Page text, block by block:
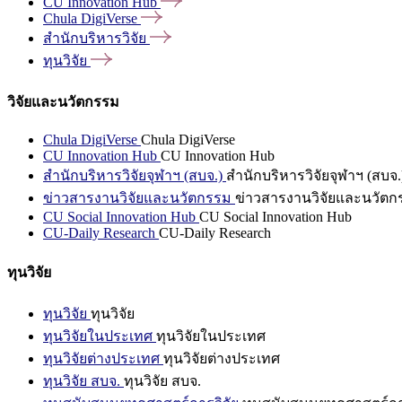
Chula DigiVerse
สำนักบริหารวิจัย
ทุนวิจัย
วิจัยและนวัตกรรม
Chula DigiVerse Chula DigiVerse
CU Innovation Hub CU Innovation Hub
สำนักบริหารวิจัยจุฬาฯ (สบจ.) สำนักบริหารวิจัยจุฬาฯ (สบจ
ข่าวสารงานวิจัยและนวัตกรรม ข่าวสารงานวิจัยและนวัตก
CU Social Innovation Hub CU Social Innovation Hub
CU-Daily Research CU-Daily Research
ทุนวิจัย
ทุนวิจัย ทุนวิจัย
ทุนวิจัยในประเทศ ทุนวิจัยในประเทศ
ทุนวิจัยต่างประเทศ ทุนวิจัยต่างประเทศ
ทุนวิจัย สบจ. ทุนวิจัย สบจ.